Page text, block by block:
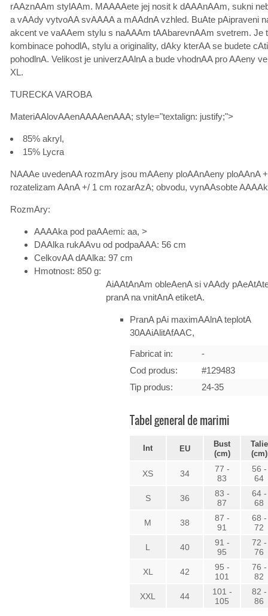
rAAznAAm stylAAm. MAAAAete jej nosit k dAAAnAAm, sukni
a vAAdy vytvoAA svAAAA a mAAdnA vzhled. BuAte pAipraveni
akcent ve vaAAem stylu s naAAAm tAAbarevnAAm svetrem. Je
kombinace pohodlA, stylu a originality, dAky kterAA se budete
pohodlnA. Velikost je univerzAAlnA a bude vhodnAA pro AAeny
XL.
TURECKA VAROBA
MateriAAlovAAenAAAAenAAA; style="textalign: justify;">
85% akryl,
15% Lycra
NAAAe uvedenAA rozmAry jsou mAAeny ploAAnAeny ploAAnA
rozatelizam AAnA +/ 1 cm rozarAzA; obvodu, vynAAsobte
RozmAry:
AAAAka pod paAAemi: aa, >
DAAlka rukAAvu od podpaAAA: 56 cm
CelkovAA dAAlka: 97 cm
Hmotnost: 850 g:
AiAAtAnAm obleAenA si vAAdy
pranA na vnitAnA etiketA.
PranA pAi maximAAlnA teplotA
30AAiAlitAfAAC,
Fabricat in:
-
Cod produs:
#129483
Tip produs:
24-35
Tabel general de marimi
Int EU
Bust
(cm)
Talie
(cm)
XS 34
77 -
83
56 -
64
S 36
83 -
87
64 -
68
M 38
87 -
91
68 -
72
L 40
91 -
95
72 -
76
XL 42
95 -
101
76 -
82
XXL 44
101 -
105
82 -
86